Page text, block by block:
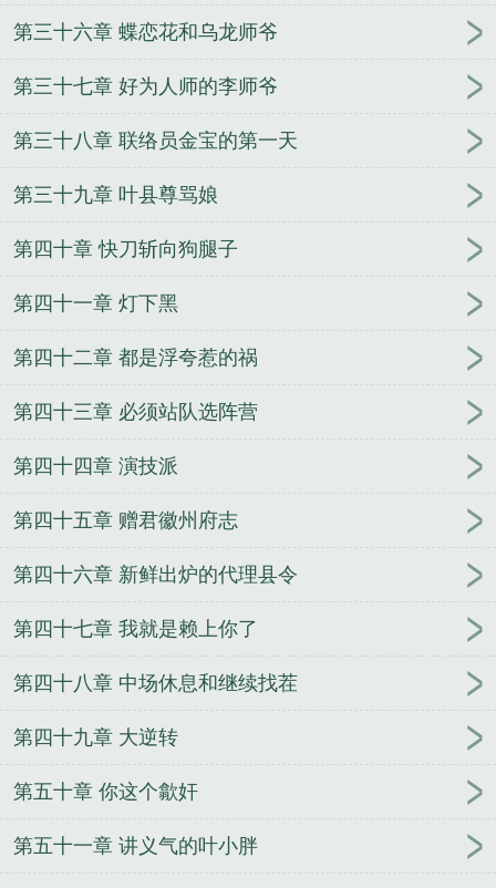
第三十六章 蝶恋花和乌龙师爷
第三十七章 好为人师的李师爷
第三十八章 联络员金宝的第一天
第三十九章 叶县尊骂娘
第四十章 快刀斩向狗腿子
第四十一章 灯下黑
第四十二章 都是浮夸惹的祸
第四十三章 必须站队选阵营
第四十四章 演技派
第四十五章 赠君徽州府志
第四十六章 新鲜出炉的代理县令
第四十七章 我就是赖上你了
第四十八章 中场休息和继续找茬
第四十九章 大逆转
第五十章 你这个歙奸
第五十一章 讲义气的叶小胖